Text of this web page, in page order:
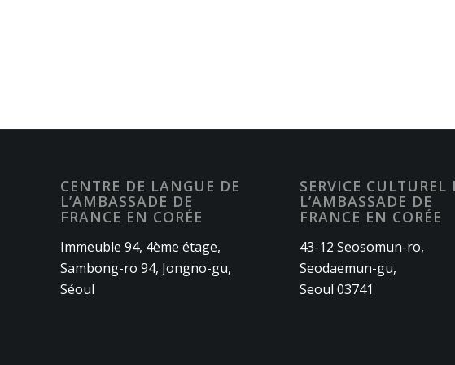
CENTRE DE LANGUE DE
L’AMBASSADE DE
FRANCE EN CORÉE
Immeuble 94, 4ème étage,
Sambong-ro 94, Jongno-gu,
Séoul
SERVICE CULTUREL
L’AMBASSADE DE
FRANCE EN CORÉE
43-12 Seosomun-ro,
Seodaemun-gu,
Seoul 03741